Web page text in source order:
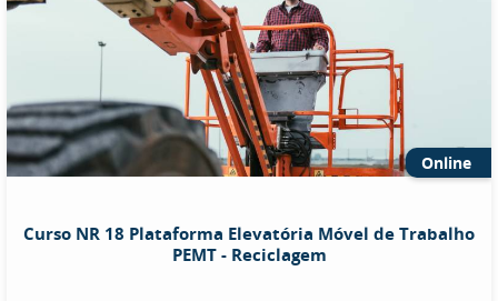
Online
Curso NR 18 Plataforma Elevatória Móvel de Trabalho
PEMT - Reciclagem